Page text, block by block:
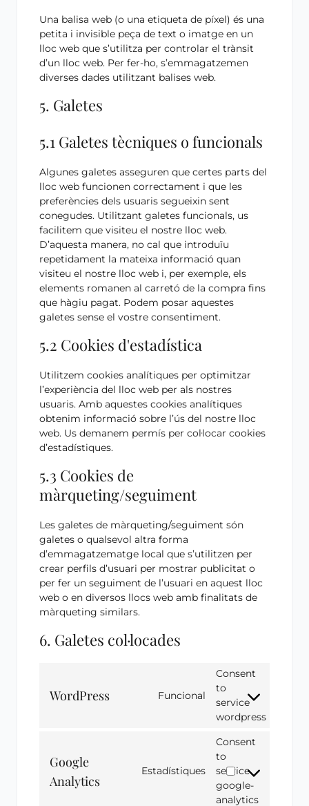
Una balisa web (o una etiqueta de píxel) és una
petita i invisible peça de text o imatge en un
lloc web que s’utilitza per controlar el trànsit
d’un lloc web. Per fer-ho, s’emmagatzemen
diverses dades utilitzant balises web.
5. Galetes
5.1 Galetes tècniques o funcionals
Algunes galetes asseguren que certes parts del
lloc web funcionen correctament i que les
preferències dels usuaris segueixin sent
conegudes. Utilitzant galetes funcionals, us
facilitem que visiteu el nostre lloc web.
D’aquesta manera, no cal que introduïu
repetidament la mateixa informació quan
visiteu el nostre lloc web i, per exemple, els
elements romanen al carretó de la compra fins
que hàgiu pagat. Podem posar aquestes
galetes sense el vostre consentiment.
5.2 Cookies d'estadística
Utilitzem cookies analítiques per optimitzar
l’experiència del lloc web per als nostres
usuaris. Amb aquestes cookies analítiques
obtenim informació sobre l’ús del nostre lloc
web. Us demanem permís per col·locar cookies
d’estadístiques.
5.3 Cookies de
màrqueting/seguiment
Les galetes de màrqueting/seguiment són
galetes o qualsevol altra forma
d’emmagatzematge local que s’utilitzen per
crear perfils d’usuari per mostrar publicitat o
per fer un seguiment de l’usuari en aquest lloc
web o en diversos llocs web amb finalitats de
màrqueting similars.
6. Galetes col·locades
WordPress Funcional
Consent
to
service
wordpress
Google
Analytics
Estadístiques
Consent
to
service
google-
analytics